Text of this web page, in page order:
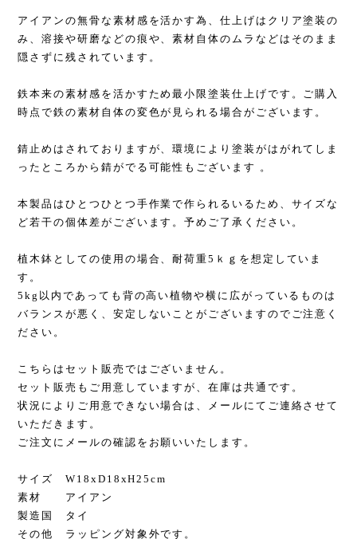
アイアンの無骨な素材感を活かす為、仕上げはクリア塗装の
み、溶接や研磨などの痕や、素材自体のムラなどはそのまま
隠さずに残されています。
鉄本来の素材感を活かすため最小限塗装仕上げです。ご購入
時点で鉄の素材自体の変色が見られる場合がございます。
錆止めはされておりますが、環境により塗装がはがれてしま
ったところから錆がでる可能性もございます 。
本製品はひとつひとつ手作業で作られるいるため、サイズな
ど若干の個体差がございます。予めご了承ください。
植木鉢としての使用の場合、耐荷重5ｋｇを想定していま
す。
5kg以内であっても背の高い植物や横に広がっているものは
バランスが悪く、安定しないことがございますのでご注意く
ださい。
こちらはセット販売ではございません。
セット販売もご用意していますが、在庫は共通です。
状況によりご用意できない場合は、メールにてご連絡させて
いただきます。
ご注文にメールの確認をお願いいたします。
サイズ W18xD18xH25cm
素材 アイアン
製造国 タイ
その他 ラッピング対象外です。